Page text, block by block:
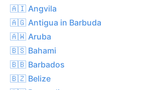
🇦🇮 Angvila
🇦🇬 Antigua in Barbuda
🇦🇼 Aruba
🇧🇸 Bahami
🇧🇧 Barbados
🇧🇿 Belize